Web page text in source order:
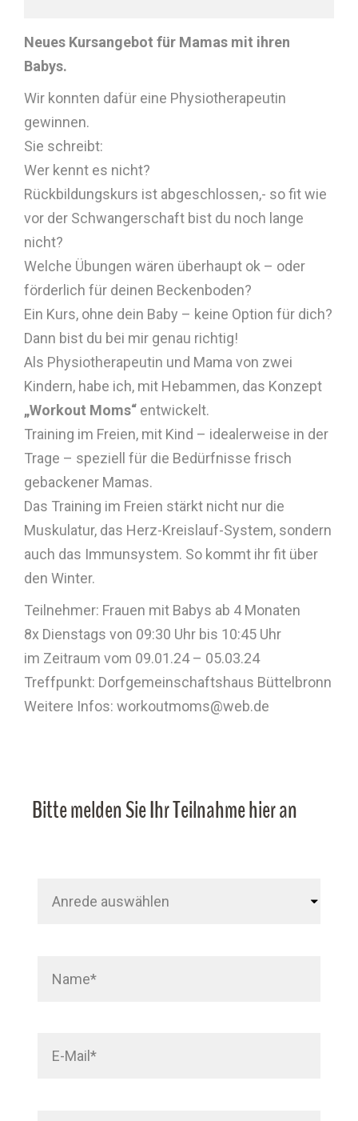
Neues Kursangebot für Mamas mit ihren
Babys.
Wir konnten dafür eine Physiotherapeutin
gewinnen.
Sie schreibt:
Wer kennt es nicht?
Rückbildungskurs ist abgeschlossen,- so fit wie
vor der Schwangerschaft bist du noch lange
nicht?
Welche Übungen wären überhaupt ok – oder
förderlich für deinen Beckenboden?
Ein Kurs, ohne dein Baby – keine Option für dich?
Dann bist du bei mir genau richtig!
Als Physiotherapeutin und Mama von zwei
Kindern, habe ich, mit Hebammen, das Konzept
„Workout Moms“ entwickelt.
Training im Freien, mit Kind – idealerweise in der
Trage – speziell für die Bedürfnisse frisch
gebackener Mamas.
Das Training im Freien stärkt nicht nur die
Muskulatur, das Herz-Kreislauf-System, sondern
auch das Immunsystem. So kommt ihr fit über
den Winter.
Teilnehmer: Frauen mit Babys ab 4 Monaten
8x Dienstags von 09:30 Uhr bis 10:45 Uhr
im Zeitraum vom 09.01.24 – 05.03.24
Treffpunkt: Dorfgemeinschaftshaus Büttelbronn
Weitere Infos: workoutmoms@web.de
Bitte melden Sie Ihr Teilnahme hier an